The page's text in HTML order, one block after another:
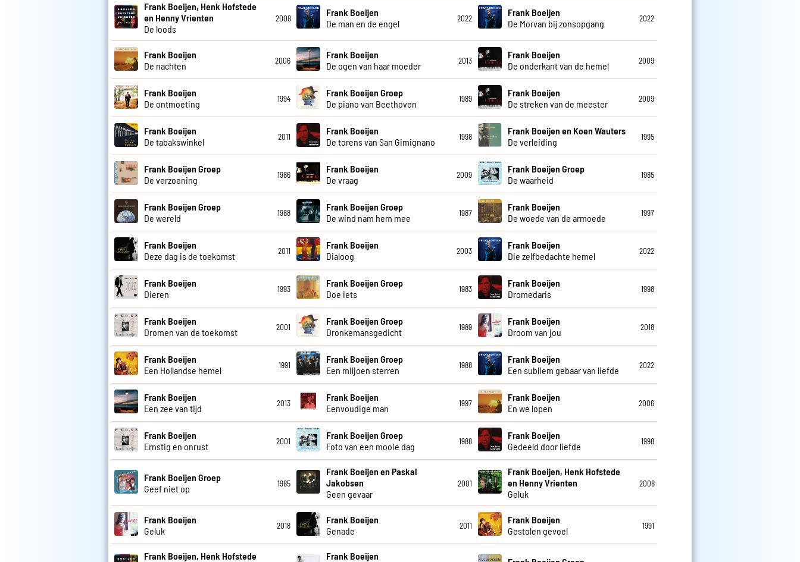
Frank Boeijen, Henk Hofstede
en Henny Vrienten
De loods
2008
Frank Boeijen
De man en de engel
2022
Frank Boeijen
De Morvan bij zonsopgang
2022
Frank Boeijen
De nachten
2006
Frank Boeijen
De ogen van haar moeder
2013
Frank Boeijen
De onderkant van de hemel
2009
Frank Boeijen
De ontmoeting
1994
Frank Boeijen Groep
De piano van Beethoven
1989
Frank Boeijen
De streken van de meester
2009
Frank Boeijen
De tabakswinkel
2011
Frank Boeijen
De torens van San Gimignano
1998
Frank Boeijen en Koen Wauters
De verleiding
1995
Frank Boeijen Groep
De verzoening
1986
Frank Boeijen
De vraag
2009
Frank Boeijen Groep
De waarheid
1985
Frank Boeijen Groep
De wereld
1988
Frank Boeijen Groep
De wind nam hem mee
1987
Frank Boeijen
De woede van de armoede
1997
Frank Boeijen
Deze dag is de toekomst
2011
Frank Boeijen
Dialoog
2003
Frank Boeijen
Die zelfbedachte hemel
2022
Frank Boeijen
Dieren
1993
Frank Boeijen Groep
Doe iets
1983
Frank Boeijen
Dromedaris
1998
Frank Boeijen
Dromen van de toekomst
2001
Frank Boeijen Groep
Dronkemansgedicht
1989
Frank Boeijen
Droom van jou
2018
Frank Boeijen
Een Hollandse hemel
1991
Frank Boeijen Groep
Een miljoen sterren
1988
Frank Boeijen
Een subliem gebaar van liefde
2022
Frank Boeijen
Een zee van tijd
2013
Frank Boeijen
Eenvoudige man
1997
Frank Boeijen
En we lopen
2006
Frank Boeijen
Ernstig en onrust
2001
Frank Boeijen Groep
Foto van een mooie dag
1988
Frank Boeijen
Gedeeld door liefde
1998
Frank Boeijen Groep
Geef niet op
1985
Frank Boeijen en Paskal
Jakobsen
Geen gevaar
2001
Frank Boeijen, Henk Hofstede
en Henny Vrienten
Geluk
2008
Frank Boeijen
Geluk
2018
Frank Boeijen
Genade
2011
Frank Boeijen
Gestolen gevoel
1991
Frank Boeijen, Henk Hofstede
Frank Boeijen